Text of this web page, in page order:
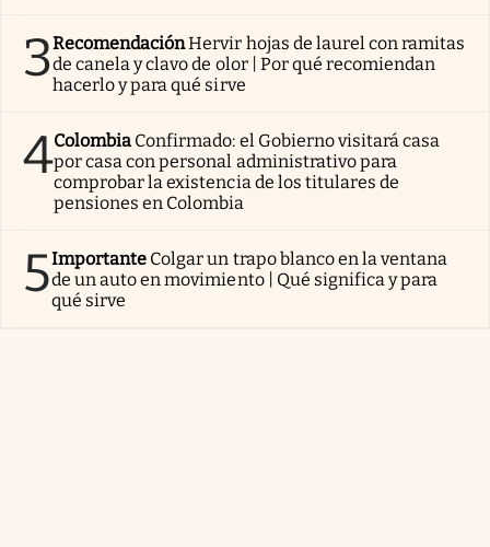
3RecomendaciónHervir hojas de laurel con ramitas
de canela y clavo de olor | Por qué recomiendan
hacerlo y para qué sirve
4Colombia Confirmado: el Gobierno visitará casa
por casa con personal administrativo para
comprobar la existencia de los titulares de
pensiones en Colombia
5Importante Colgar un trapo blanco en la ventana
de un auto en movimiento | Qué significa y para
qué sirve